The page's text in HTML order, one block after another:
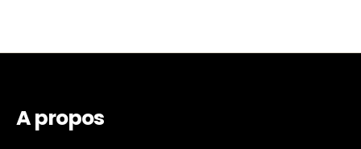
A propos